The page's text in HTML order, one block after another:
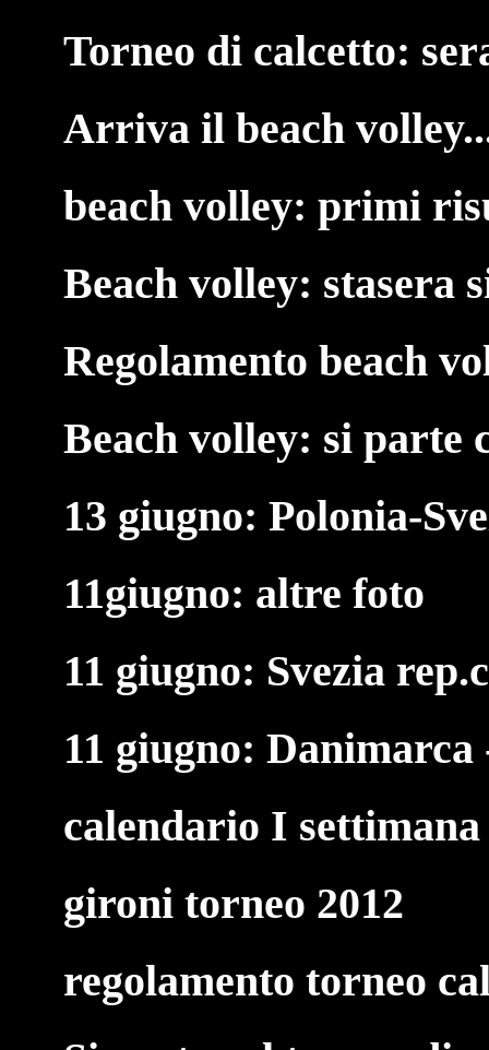
Torneo di calcetto:
Arriva il beach
beach volley: primi
Beach volley: stasera
Regolamento beach
Beach volley: si parte
13 giugno: Polonia-
11giugno: altre foto
11 giugno: Svezia
11 giugno:
calendario I
gironi torneo 2012
regolamento torneo